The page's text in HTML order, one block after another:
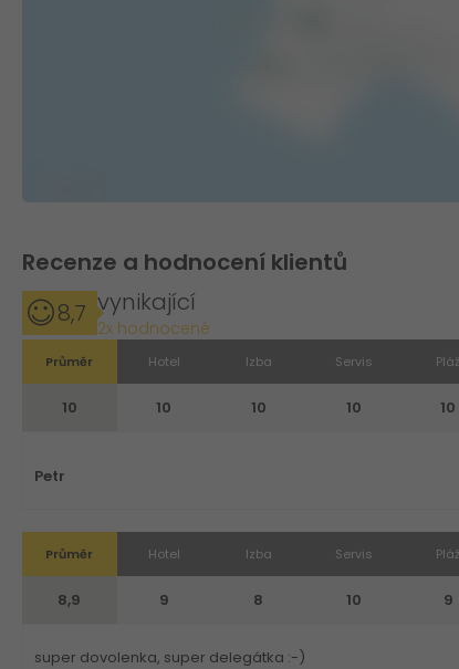
Recenze a hodnocení klientů
8,7 vynikající
2x hodnocené
Průměr
10
Hotel
10
Izba
10
Servis
10
Pláž
10
Petr
Průměr
8,9
Hotel
9
Izba
8
Servis
10
Pláž
9
super dovolenka, super delegátka :-)